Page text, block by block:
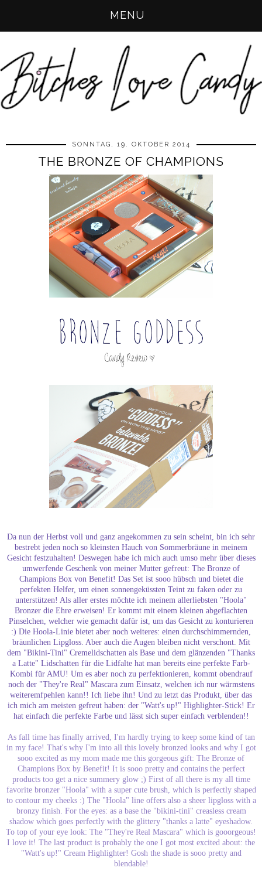
MENU
SONNTAG, 19. OKTOBER 2014
THE BRONZE OF CHAMPIONS
Da nun der Herbst voll und ganz angekommen zu sein scheint, bin ich sehr
bestrebt jeden noch so kleinsten Hauch von Sommerbräune in meinem
Gesicht festzuhalten! Deswegen habe ich mich auch umso mehr über dieses
umwerfende Geschenk von meiner Mutter gefreut: The Bronze of
Champions Box von Benefit! Das Set ist sooo hübsch und bietet die
perfekten Helfer, um einen sonnengeküssten Teint zu faken oder zu
unterstützen! Als aller erstes möchte ich meinem allerliebsten "Hoola"
Bronzer die Ehre erweisen! Er kommt mit einem kleinen abgeflachten
Pinselchen, welcher wie gemacht dafür ist, um das Gesicht zu konturieren
:) Die Hoola-Linie bietet aber noch weiteres: einen durchschimmernden,
bräunlichen Lipgloss. Aber auch die Augen bleiben nicht verschont. Mit
dem "Bikini-Tini" Cremelidschatten als Base und dem glänzenden "Thanks
a Latte" Lidschatten für die Lidfalte hat man bereits eine perfekte Farb-
Kombi für AMU! Um es aber noch zu perfektionieren, kommt obendrauf
noch der "They're Real" Mascara zum Einsatz, welchen ich nur wärmstens
weiteremfpehlen kann!! Ich liebe ihn! Und zu letzt das Produkt, über das
ich mich am meisten gefreut haben: der "Watt's up!" Highlighter-Stick! Er
hat einfach die perfekte Farbe und lässt sich super einfach verblenden!!
As fall time has finally arrived, I'm hardly trying to keep some kind of tan
in my face! That's why I'm into all this lovely bronzed looks and why I got
sooo excited as my mom made me this gorgeous gift: The Bronze of
Champions Box by Benefit! It is sooo pretty and contains the perfect
products too get a nice summery glow ;) First of all there is my all time
favorite bronzer "Hoola" with a super cute brush, which is perfectly shaped
to contour my cheeks :) The "Hoola" line offers also a sheer lipgloss with a
bronzy finish. For the eyes: as a base the "bikini-tini" creasless cream
shadow which goes perfectly with the glittery "thanks a latte" eyeshadow.
To top of your eye look: The "They're Real Mascara" which is gooorgeous!
I love it! The last product is probably the one I got most excited about: the
"Watt's up!" Cream Highlighter! Gosh the shade is sooo pretty and
blendable!